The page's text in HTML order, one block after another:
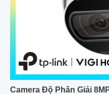
Camera Độ Phân Giải